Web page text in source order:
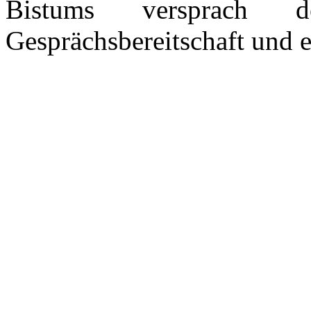
Bistums versprach
Gesprächsbereitschaft und